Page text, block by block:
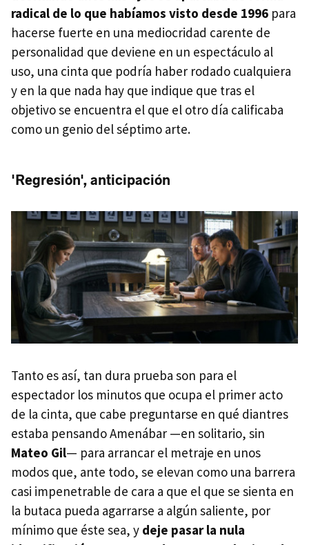
radical de lo que habíamos visto desde 1996 para
hacerse fuerte en una mediocridad carente de
personalidad que deviene en un espectáculo al
uso, una cinta que podría haber rodado cualquiera
y en la que nada hay que indique que tras el
objetivo se encuentra el que el otro día calificaba
como un genio del séptimo arte.
'Regresión', anticipación
Tanto es así, tan dura prueba son para el
espectador los minutos que ocupa el primer acto
de la cinta, que cabe preguntarse en qué diantres
estaba pensando Amenábar —en solitario, sin
Mateo Gil— para arrancar el metraje en unos
modos que, ante todo, se elevan como una barrera
casi impenetrable de cara a que el que se sienta en
la butaca pueda agarrarse a algún saliente, por
mínimo que éste sea, y deje pasar la nula